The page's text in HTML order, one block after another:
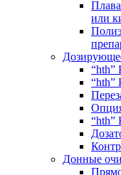
или
“hth”
“hth”
“hth”
Донные